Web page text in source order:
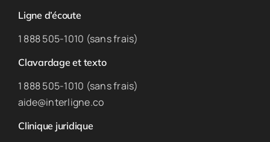
Ligne d’écoute
1 888 505-1010 (sans frais)
Clavardage et texto
1 888 505-1010 (sans frais)
aide@interligne.co
Clinique juridique